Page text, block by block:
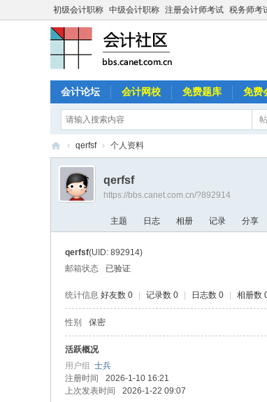
初级会计职称 中级会计职称 注册会计师考试 税务师考
会计论坛 会计网校 免费题库 免费
中
会
› qerfsf › 个人资料
qerfsf
https://bbs.canet.com.cn/?892914
主题 日志 相册 记录 分享
qerfsf(UID: 892914)
邮箱状态
已验证
统计信息 好友数 0 记录数 0 日志数 0 相册数
性别 保密
活跃概况
用户组 士兵
注册时间
2026-1-10 16:21
上次发表时间
2026-1-22 09:07